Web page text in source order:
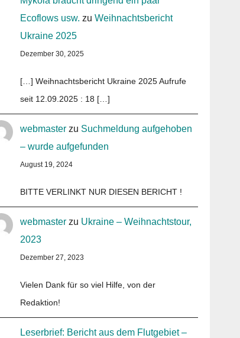
Ecoflows usw. zuWeihnachtsbericht
Ukraine 2025
Dezember 30, 2025
[…] Weihnachtsbericht Ukraine 2025 Aufrufe
seit 12.09.2025 : 18 […]
webmaster zu Suchmeldung aufgehoben
– wurde aufgefunden
August 19, 2024
BITTE VERLINKT NUR DIESEN BERICHT !
webmaster zu Ukraine – Weihnachtstour,
2023
Dezember 27, 2023
Vielen Dank für so viel Hilfe, von der
Redaktion!
Leserbrief: Bericht aus dem Flutgebiet –